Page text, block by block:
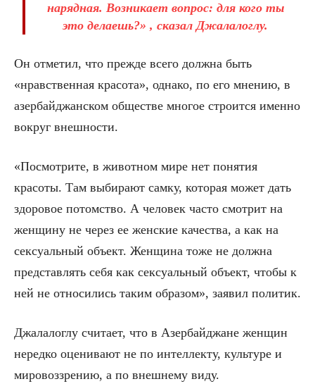
нарядная. Возникает вопрос: для кого ты
это делаешь?» , сказал Джалалоглу.
Он отметил, что прежде всего должна быть
«нравственная красота», однако, по его мнению, в
азербайджанском обществе многое строится именно
вокруг внешности.
«Посмотрите, в животном мире нет понятия
красоты. Там выбирают самку, которая может дать
здоровое потомство. А человек часто смотрит на
женщину не через ее женские качества, а как на
сексуальный объект. Женщина тоже не должна
представлять себя как сексуальный объект, чтобы к
ней не относились таким образом», заявил политик.
Джалалоглу считает, что в Азербайджане женщин
нередко оценивают не по интеллекту, культуре и
мировоззрению, а по внешнему виду.